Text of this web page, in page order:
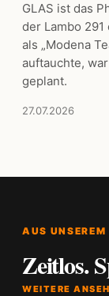
GLAS ist das
der Lambo 291
als „Modena
auftauchte,
geplant.
27.07.2026
AUS
Zeitlos.
WEITERE